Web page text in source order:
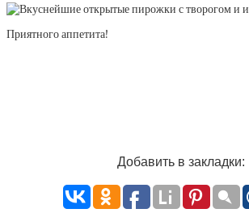
Приятного аппетита!
Добавить в закладки: